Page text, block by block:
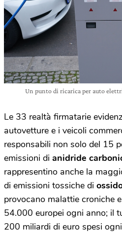
Un punto di ricarica per auto
Le 33 realtà firmatarie
autovetture e i veicoli
responsabili non solo del 15
emissioni di anidride
rappresentino anche la
di emissioni tossiche di
provocano malattie croniche
54.000 europei ogni anno; il
200 miliardi di euro spesi